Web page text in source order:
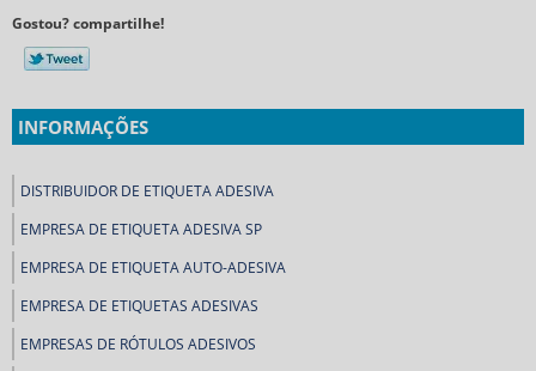
Gostou? compartilhe!
INFORMAÇÕES
DISTRIBUIDOR DE ETIQUETA ADESIVA
EMPRESA DE ETIQUETA ADESIVA SP
EMPRESA DE ETIQUETA AUTO-ADESIVA
EMPRESA DE ETIQUETAS ADESIVAS
EMPRESAS DE RÓTULOS ADESIVOS